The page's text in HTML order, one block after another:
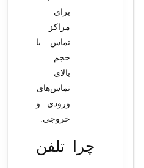
برای
مراکز
تماس با
حجم
بالای
تماس‌های
ورودی و
خروجی.
چرا تلفن